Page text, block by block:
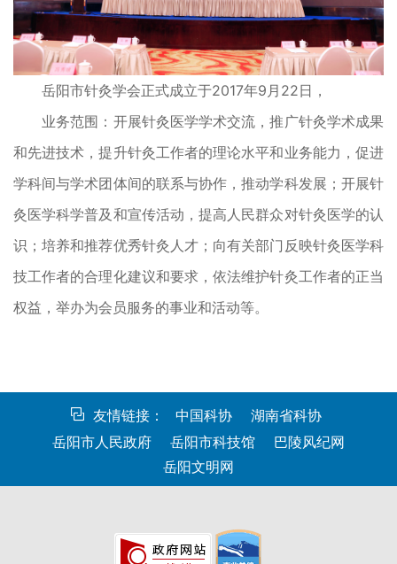
岳阳市针灸学会正式成立于2017年9月22日，
业务范围：开展针灸医学学术交流，推广针灸学术成果
和先进技术，提升针灸工作者的理论水平和业务能力，促进
学科间与学术团体间的联系与协作，推动学科发展；开展针
灸医学科学普及和宣传活动，提高人民群众对针灸医学的认
识；培养和推荐优秀针灸人才；向有关部门反映针灸医学科
技工作者的合理化建议和要求，依法维护针灸工作者的正当
权益，举办为会员服务的事业和活动等。
友情链接： 中国科协
湖南省科协
岳阳市人民政府
岳阳市科技馆
巴陵风纪网
岳阳文明网